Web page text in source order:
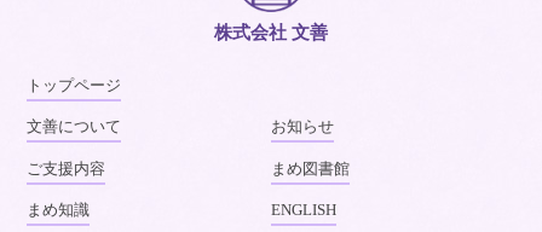
株式会社 文善
トップページ
文善について お知らせ
ご支援内容 まめ図書館
まめ知識 ENGLISH